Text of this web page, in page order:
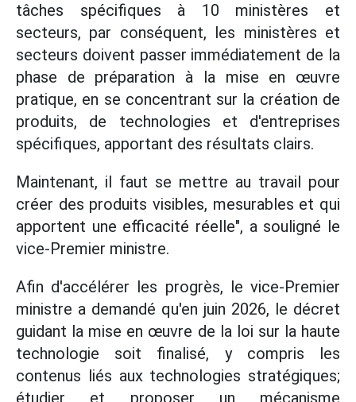
tâches spécifiques à 10 ministères et
secteurs, par conséquent, les ministères et
secteurs doivent passer immédiatement de la
phase de préparation à la mise en œuvre
pratique, en se concentrant sur la création de
produits, de technologies et d'entreprises
spécifiques, apportant des résultats clairs.
Maintenant, il faut se mettre au travail pour
créer des produits visibles, mesurables et qui
apportent une efficacité réelle", a souligné le
vice-Premier ministre.
Afin d'accélérer les progrès, le vice-Premier
ministre a demandé qu'en juin 2026, le décret
guidant la mise en œuvre de la loi sur la haute
technologie soit finalisé, y compris les
contenus liés aux technologies stratégiques;
étudier et proposer un mécanisme